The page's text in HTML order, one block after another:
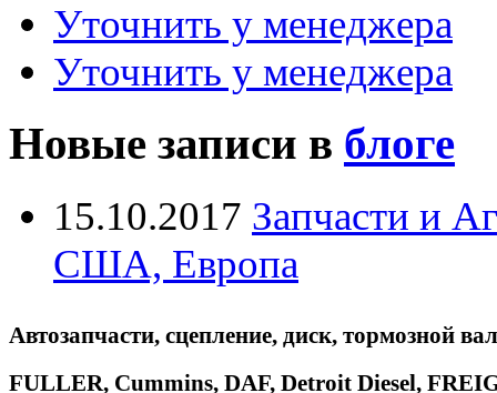
Уточнить у менеджера
Уточнить у менеджера
Новые записи в блоге
15.10.2017 Запчасти и
США, Европа
Автозапчасти, сцепление, диск, тормозной
FULLER, Cummins, DAF, Detroit Diesel,